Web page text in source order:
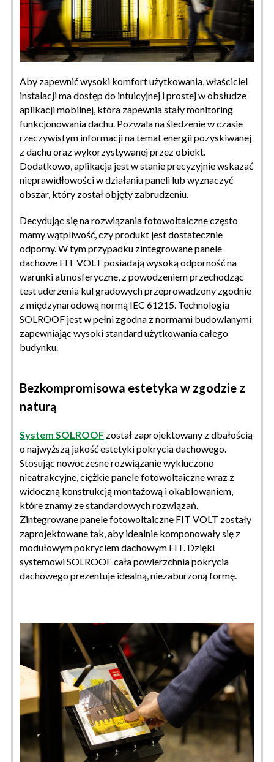
Aby zapewnić wysoki komfort użytkowania, właściciel
instalacji ma dostęp do intuicyjnej i prostej w obsłudze
aplikacji mobilnej, która zapewnia stały monitoring
funkcjonowania dachu. Pozwala na śledzenie w czasie
rzeczywistym informacji na temat energii pozyskiwanej
z dachu oraz wykorzystywanej przez obiekt.
Dodatkowo, aplikacja jest w stanie precyzyjnie wskazać
nieprawidłowości w działaniu paneli lub wyznaczyć
obszar, który został objęty zabrudzeniu.
Decydując się na rozwiązania fotowoltaiczne często
mamy wątpliwość, czy produkt jest dostatecznie
odporny. W tym przypadku zintegrowane panele
dachowe FIT VOLT posiadają wysoką odporność na
warunki atmosferyczne, z powodzeniem przechodząc
test uderzenia kul gradowych przeprowadzony zgodnie
z międzynarodową normą IEC 61215. Technologia
SOLROOF jest w pełni zgodna z normami budowlanymi
zapewniając wysoki standard użytkowania całego
budynku.
Bezkompromisowa estetyka w zgodzie z
naturą
System SOLROOF został zaprojektowany z dbałością
o najwyższą jakość estetyki pokrycia dachowego.
Stosując nowoczesne rozwiązanie wykluczono
nieatrakcyjne, ciężkie panele fotowoltaiczne wraz z
widoczną konstrukcją montażową i okablowaniem,
które znamy ze standardowych rozwiązań.
Zintegrowane panele fotowoltaiczne FIT VOLT zostały
zaprojektowane tak, aby idealnie komponowały się z
modułowym pokryciem dachowym FIT. Dzięki
systemowi SOLROOF cała powierzchnia pokrycia
dachowego prezentuje idealną, niezaburzoną formę.